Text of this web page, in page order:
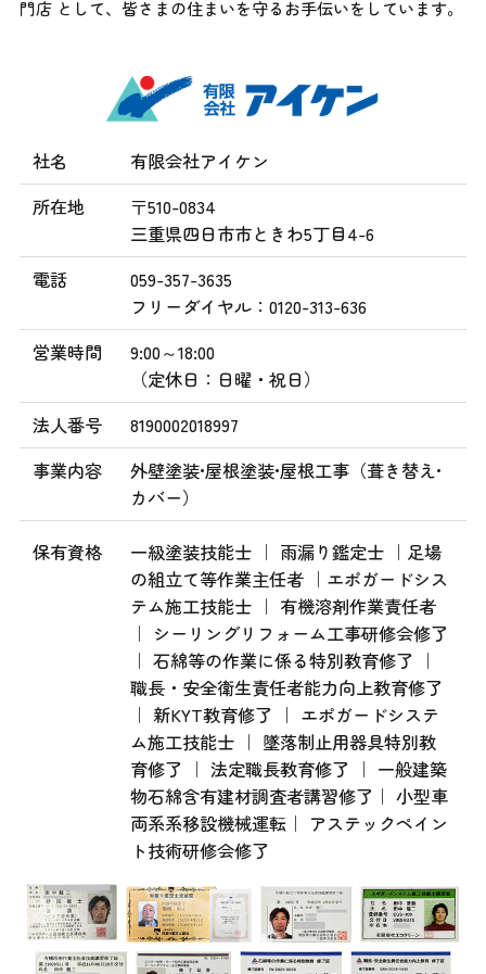
門店 として、 皆さまの住まいを守るお手伝いをしています。
社名
有限会社アイケン
所在地
〒510-0834
三重県四日市市ときわ5丁目4-6
電話
059-357-3635
フリーダイヤル：0120-313-636
営業時間
9:00～18:00
（定休日：日曜・祝日）
法人番号
8190002018997
事業内容
外壁塗装•屋根塗装•屋根工事（葺き替え•
カバー）
保有資格
一級塗装技能士 ｜ 雨漏り鑑定士 ｜足場
の組立て等作業主任者 ｜エポガードシス
テム施工技能士 ｜ 有機溶剤作業責任者
｜ シーリングリフォーム工事研修会修了
｜ 石綿等の作業に係る特別教育修了 ｜
職長・安全衛生責任者能力向上教育修了
｜ 新KYT教育修了 ｜ エポガードシステ
ム施工技能士 ｜ 墜落制止用器具特別教
育修了 ｜ 法定職長教育修了 ｜ 一般建築
物石綿含有建材調査者講習修了｜ 小型車
両系系移設機械運転｜ アステックペイン
ト技術研修会修了